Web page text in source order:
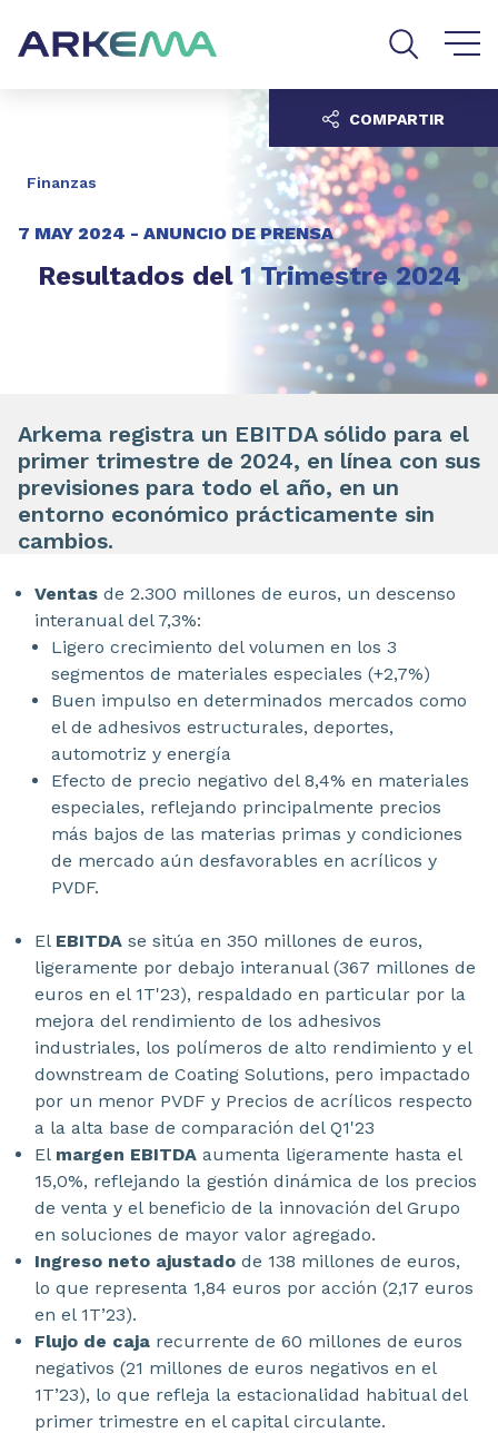
Finanzas
7 MAY 2024 - ANUNCIO DE PRENSA
Resultados del 1 Trimestre 2024
COMPARTIR
Arkema registra un EBITDA sólido para el
primer trimestre de 2024, en línea con sus
previsiones para todo el año, en un
entorno económico prácticamente sin
cambios.
Ventas de 2.300 millones de euros, un descenso
interanual del 7,3%:
Ligero crecimiento del volumen en los 3
segmentos de materiales especiales (+2,7%)
Buen impulso en determinados mercados como
el de adhesivos estructurales, deportes,
automotriz y energía
Efecto de precio negativo del 8,4% en materiales
especiales, reflejando principalmente precios
más bajos de las materias primas y condiciones
de mercado aún desfavorables en acrílicos y
PVDF.
El EBITDA se sitúa en 350 millones de euros,
ligeramente por debajo interanual (367 millones de
euros en el 1T'23), respaldado en particular por la
mejora del rendimiento de los adhesivos
industriales, los polímeros de alto rendimiento y el
downstream de Coating Solutions, pero impactado
por un menor PVDF y Precios de acrílicos respecto
a la alta base de comparación del Q1'23
El margen EBITDA aumenta ligeramente hasta el
15,0%, reflejando la gestión dinámica de los precios
de venta y el beneficio de la innovación del Grupo
en soluciones de mayor valor agregado.
Ingreso neto ajustado de 138 millones de euros,
lo que representa 1,84 euros por acción (2,17 euros
en el 1T’23).
Flujo de caja recurrente de 60 millones de euros
negativos (21 millones de euros negativos en el
1T’23), lo que refleja la estacionalidad habitual del
primer trimestre en el capital circulante.